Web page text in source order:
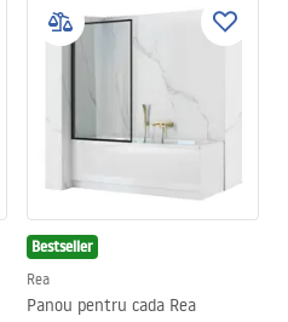
Bestseller
Rea
Panou pentru cada Rea